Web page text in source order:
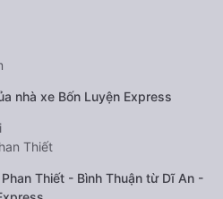
nhà xe Bốn Luyện Express
Thiết
Thiết - Bình Thuận từ Dĩ An -